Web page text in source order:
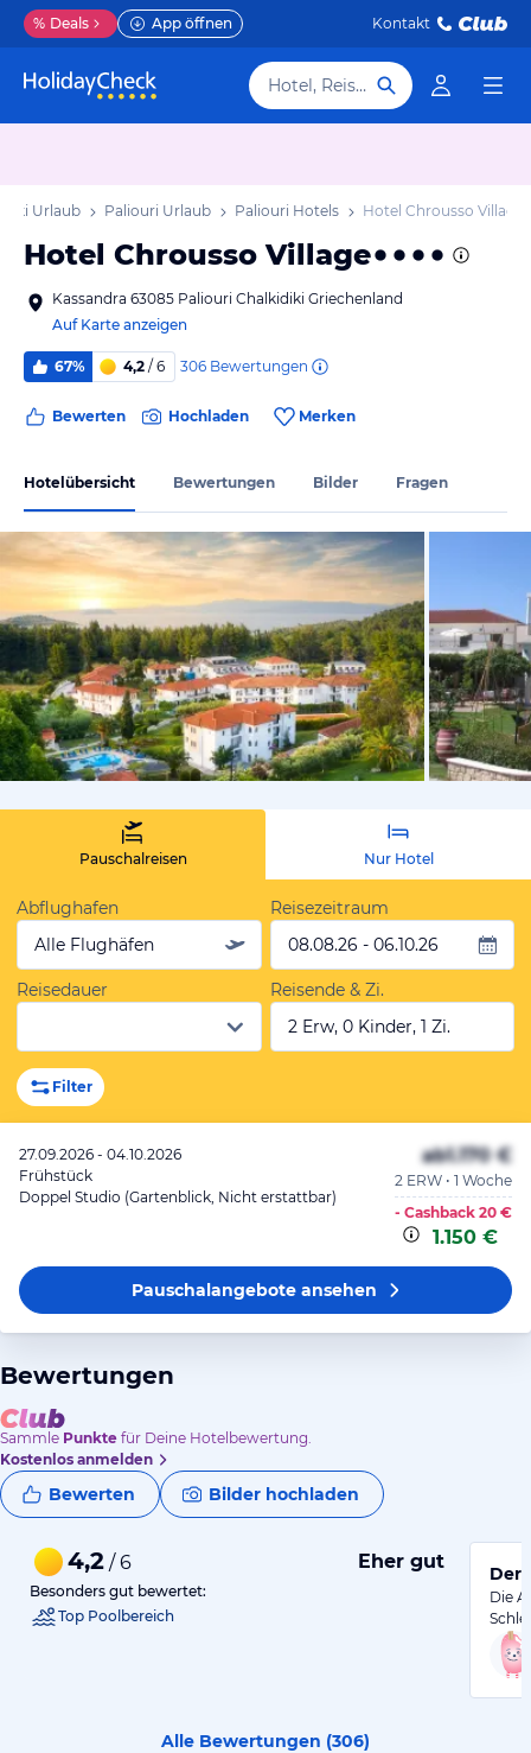
% Deals App öffnen Kontakt
Hotel, Reiseziel
Urlaub Paliouri Urlaub Paliouri Hotels Hotel Chrousso Village
Hotel Chrousso Village
Kassandra 63085 Paliouri Chalkidiki Griechenland
Auf Karte anzeigen
67% 4,2 / 6 306 Bewertungen
Bewerten Hochladen Merken
Hotelübersicht Bewertungen Bilder Fragen
vom
Pauschalreisen Nur Hotel
Abflughafen
Alle Flughäfen
Reisezeitraum
08.08.26 - 06.10.26
Reisedauer
Reisende & Zi.
2 Erw, 0 Kinder, 1 Zi.
Filter
27.09.2026 - 04.10.2026
Frühstück
Doppel Studio (Gartenblick, Nicht erstattbar)
ab1.170 €
2 ERW • 1 Woche
- Cashback 20 €
1.150 €
Pauschalangeboteansehen
Bewertungen
Sammle Punkte für Deine Hotelbewertung.
Kostenlos anmelden
Bewerten Bilder hochladen
4,2 / 6 Eher gut
Besonders gut bewertet:
Top Poolbereich
Der
Die
Alle Bewertungen (306)